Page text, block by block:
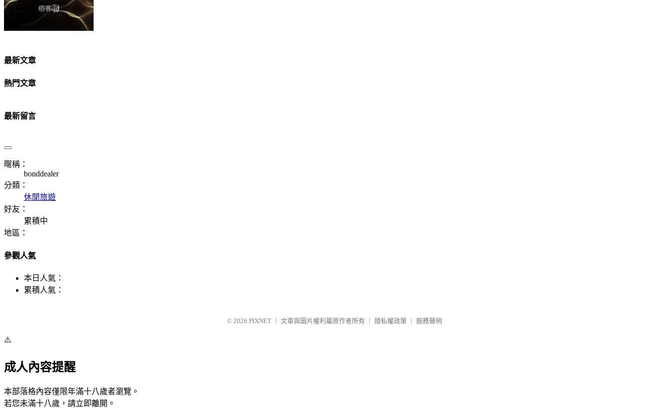
最新文章
熱門文章
最新留言
暱稱：
bonddealer
分類：
休閒旅遊
好友：
累積中
地區：
參觀人氣
本日人氣：
累積人氣：
© 2026 PIXNET 文章與圖片權利屬原作者所有 隱私權政策 服務聲明
⚠️
成人內容提醒
本部落格內容僅限年滿十八歲者瀏覽。
若您未滿十八歲，請立即離開。